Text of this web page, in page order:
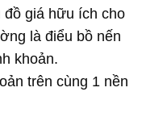
đồ giá hữu ích cho
là điểu bồ nến
khoản.
trên cùng 1 nền